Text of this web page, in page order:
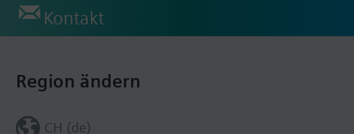
Kontakt
Region ändern
CH (de)